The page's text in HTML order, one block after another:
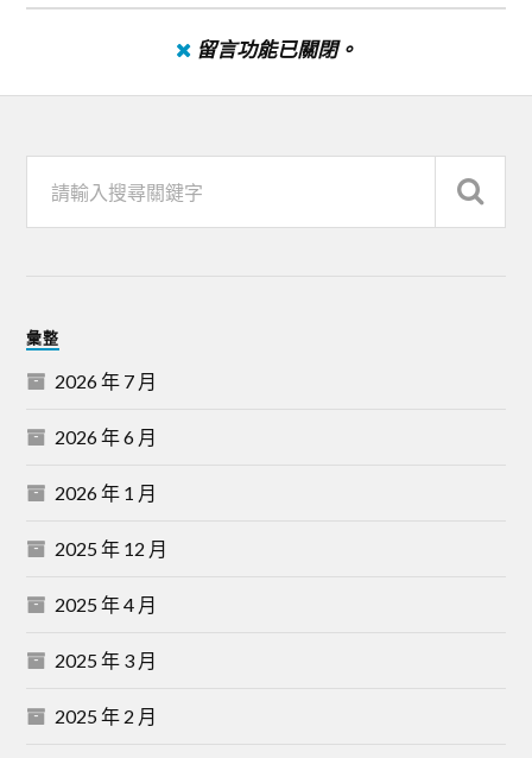
留言功能已關閉。
彙整
2026 年 7 月
2026 年 6 月
2026 年 1 月
2025 年 12 月
2025 年 4 月
2025 年 3 月
2025 年 2 月